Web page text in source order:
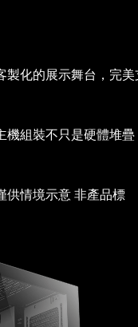
製化的展示舞台，完美
機組裝不只是硬體堆疊
供情境示意 非產品標